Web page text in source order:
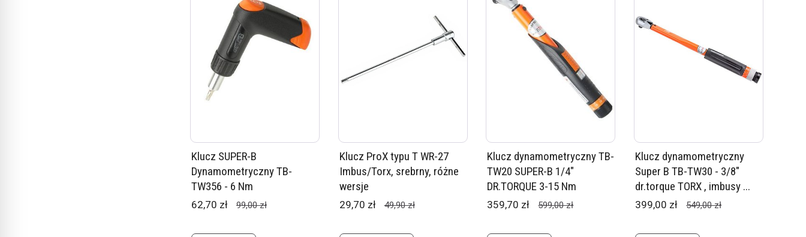
Klucz SUPER-B
Dynamometryczny TB-
TW356 - 6 Nm
62,70 zł 99,00 zł
Klucz ProX typu T WR-27
Imbus/Torx, srebrny, różne
wersje
29,70 zł 49,90 zł
Klucz dynamometryczny TB-
TW20 SUPER-B 1/4"
DR.TORQUE 3-15 Nm
359,70 zł 599,00 zł
Klucz dynamometryczny
Super B TB-TW30 - 3/8"
dr.torque TORX , imbusy ...
399,00 zł 549,00 zł